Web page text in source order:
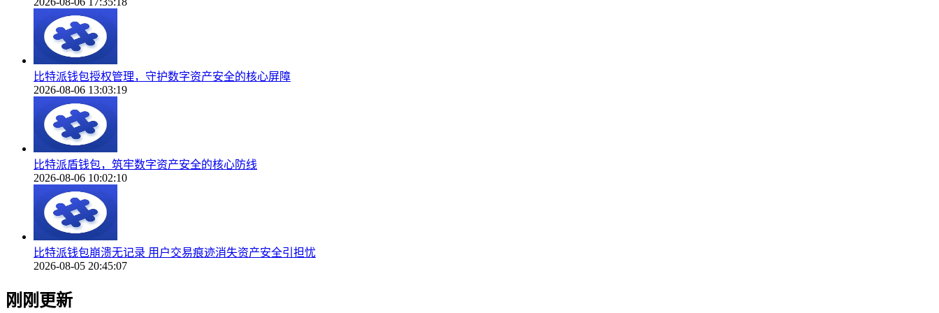
比特派钱包授权管理，守护数字资产安全的核心屏障
2026-08-06 13:03:19
比特派盾钱包，筑牢数字资产安全的核心防线
2026-08-06 10:02:10
比特派钱包崩溃无记录 用户交易痕迹消失资产安全引担忧
2026-08-05 20:45:07
刚刚更新